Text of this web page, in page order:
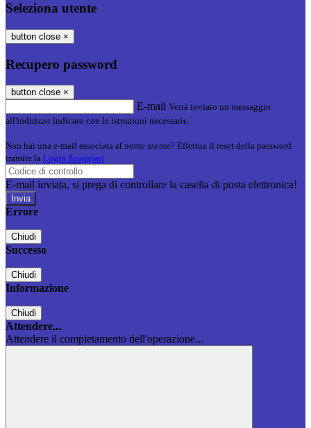
Seleziona utente
button close ×
Recupero password
button close ×
E-mail Verrà inviato un messaggio
all'indirizzo indicato con le istruzioni necessarie.
Non hai una e-mail associata al nome utente? Effettua il reset della password
tramite la Login Spaggiari
E-mail inviata, si prega di controllare la casella di posta elettronica!
Errore
Chiudi
Successo
Chiudi
Informazione
Chiudi
Attendere...
Attendere il completamento dell'operazione...